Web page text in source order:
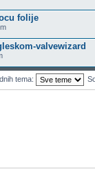
folije
valvewizard
tema: